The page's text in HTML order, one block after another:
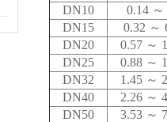
DN10
0.14
DN15
0.32 ～
DN20
0.57 ～
DN25
0.88 ～
DN32
1.45 ～
DN40
2.26 ～
DN50
3.53 ～